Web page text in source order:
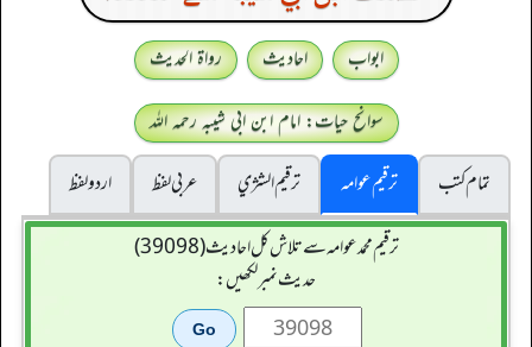
ابواب احادیث
رواۃ الحدیث
سوانح حیات: امام ابن ابی شیبہ رحمہ اللہ
تمام کتب
ترقیم عوامہ ترقيم الشژي عربی لفظ
اردو لفظ
ترقیم محمدعوامہ سے تلاش کل احادیث (39098)
حدیث نمبر لکھیں: